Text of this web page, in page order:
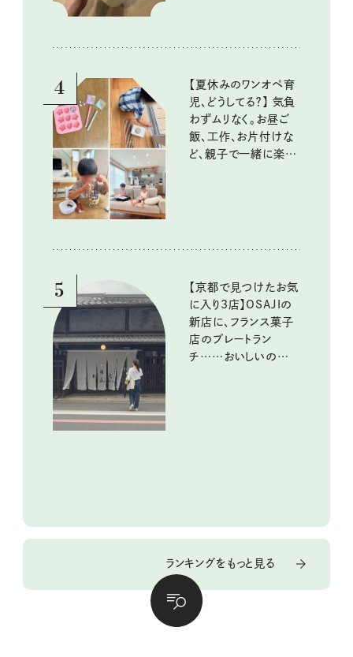
4
【夏休みのワンオペ育
児、どうしてる？】 気負
わずムリなく。お昼ご
飯、工作、お片付けな
ど、親子で一緒に楽し
5
【京都で見つけたお気
に入り3店】OSAJIの
新店に、フランス菓子
店のプレートラン
チ……おいしいのんび
ランキングをもっと見る